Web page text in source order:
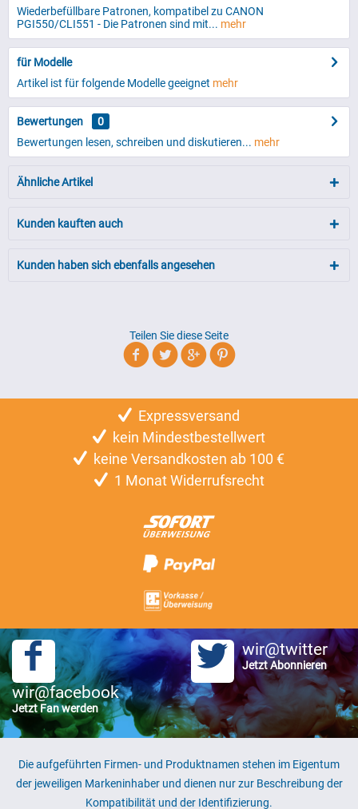
Wiederbefüllbare Patronen, kompatibel zu CANON
PGI550/CLI551 - Die Patronen sind mit... mehr
für Modelle
Artikel ist für folgende Modelle geeignet mehr
Bewertungen
0
Bewertungen lesen, schreiben und diskutieren... mehr
Ähnliche Artikel
Kunden kauften auch
Kunden haben sich ebenfalls angesehen
Teilen Sie diese Seite
Expressversand
kein Mindestbestellwert
keine Versandkosten ab 100 €
1 Monat Widerrufsrecht
wir@facebook
Jetzt Fan werden
wir@twitter
Jetzt Abonnieren
Die aufgeführten Firmen- und Produktnamen stehen im Eigentum
der jeweiligen Markeninhaber und dienen nur zur Beschreibung der
Kompatibilität und der Identifizierung.